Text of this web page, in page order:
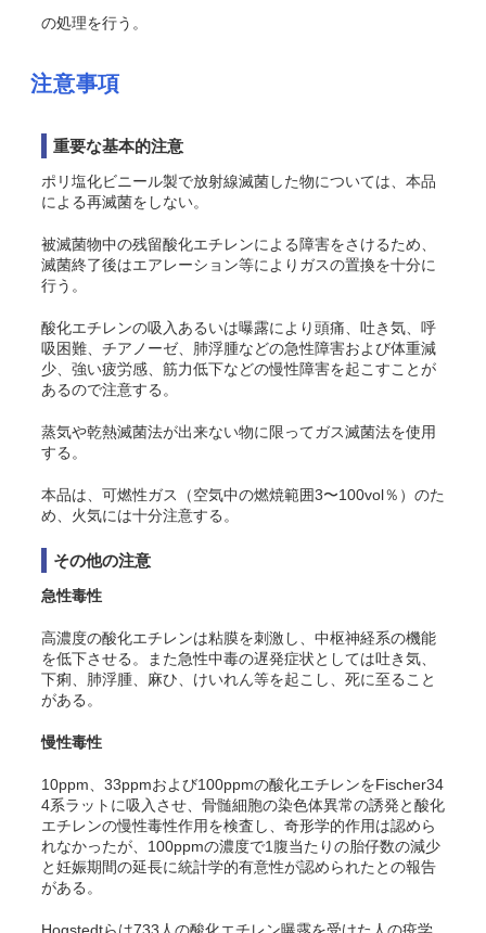
の処理を行う。
注意事項
重要な基本的注意
ポリ塩化ビニール製で放射線滅菌した物については、本品
による再滅菌をしない。
被滅菌物中の残留酸化エチレンによる障害をさけるため、
滅菌終了後はエアレーション等によりガスの置換を十分に
行う。
酸化エチレンの吸入あるいは曝露により頭痛、吐き気、呼
吸困難、チアノーゼ、肺浮腫などの急性障害および体重減
少、強い疲労感、筋力低下などの慢性障害を起こすことが
あるので注意する。
蒸気や乾熱滅菌法が出来ない物に限ってガス滅菌法を使用
する。
本品は、可燃性ガス（空気中の燃焼範囲3〜100vol％）のた
め、火気には十分注意する。
その他の注意
急性毒性
高濃度の酸化エチレンは粘膜を刺激し、中枢神経系の機能
を低下させる。また急性中毒の遅発症状としては吐き気、
下痢、肺浮腫、麻ひ、けいれん等を起こし、死に至ること
がある。
慢性毒性
10ppm、33ppmおよび100ppmの酸化エチレンをFischer34
4系ラットに吸入させ、骨髄細胞の染色体異常の誘発と酸化
エチレンの慢性毒性作用を検査し、奇形学的作用は認めら
れなかったが、100ppmの濃度で1腹当たりの胎仔数の減少
と妊娠期間の延長に統計学的有意性が認められたとの報告
がある。